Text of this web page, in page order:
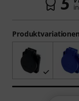
Produktvariationen